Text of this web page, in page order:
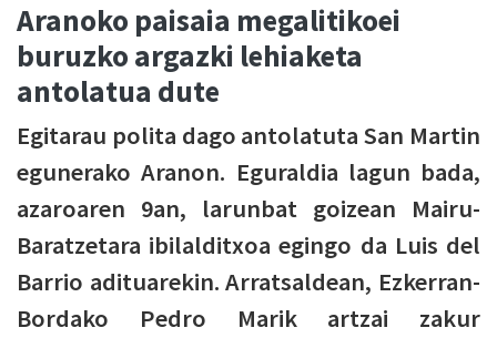
Aranoko paisaia megalitikoei
buruzko argazki lehiaketa
antolatua dute
Egitarau polita dago antolatuta San Martin
egunerako Aranon. Eguraldia lagun bada,
azaroaren 9an, larunbat goizean Mairu-
Baratzetara ibilalditxoa egingo da Luis del
Barrio adituarekin. Arratsaldean, Ezkerran-
Bordako Pedro Marik artzai zakur